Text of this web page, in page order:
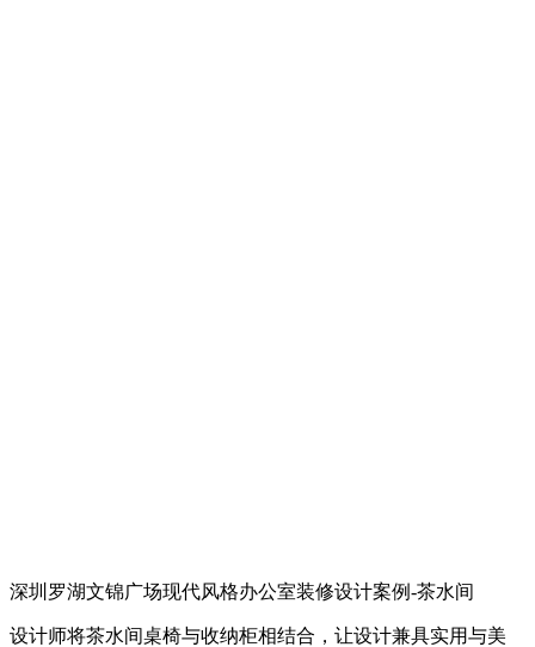
深圳罗湖文锦广场现代风格办公室装修设计案例-茶水间
设计师将茶水间桌椅与收纳柜相结合，让设计兼具实用与美